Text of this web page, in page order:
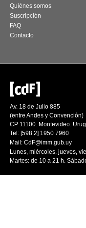
Quiénes somos
Suscripción
FAQ
Contacto
Av. 18 de Julio 885
(entre Andes y Convención)
CP 11100. Montevideo.
Tel: [598 2] 1950 7960
Mail: CdF@imm.gub.uy
Lunes, miércoles, jueves,
Martes: de 10 a 21 h.